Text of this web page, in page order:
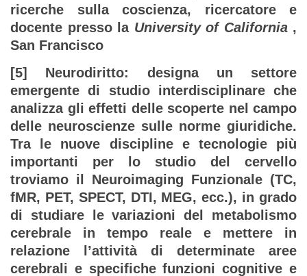
ricerche sulla coscienza, ricercatore e
docente presso la University of California,
San Francisco
[5] Neurodiritto: designa un settore
emergente di studio interdisciplinare che
analizza gli effetti delle scoperte nel campo
delle neuroscienze sulle norme giuridiche.
Tra le nuove discipline e tecnologie più
importanti per lo studio del cervello
troviamo il Neuroimaging Funzionale (TC,
fMR, PET, SPECT, DTI, MEG, ecc.), in grado
di studiare le variazioni del metabolismo
cerebrale in tempo reale e mettere in
relazione l’attività di determinate aree
cerebrali e specifiche funzioni cognitive e